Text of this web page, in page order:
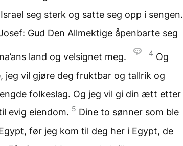
seg sterk og satte seg opp i sengen.
Gud Den Allmektige åpenbarte seg
land og velsignet meg. 4 Og
jeg vil gjøre deg fruktbar og tallrik og
folkeslag. Og jeg vil gi din ætt etter
evig eiendom. 5 Dine to sønner som ble
før jeg kom til deg her i Egypt, de